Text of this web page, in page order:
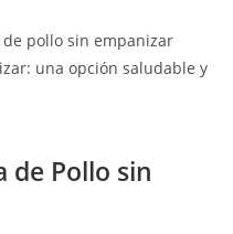
pollo sin empanizar
una opción saludable y
de Pollo sin